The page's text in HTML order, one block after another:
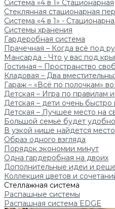
Система «4 в 1» Стационарная
Стеклянная стационарная
Система «4 в 1» -
Системы хранения
Гардеробная система
Прачечная – Когда всё под
Мансарда - Что у вас под
Гостиная – Пространство
Кладовая – Два
Гараж – «Всё по полочкам»
Детская – Игра по правилам
Детская – дети очень быстро
Детская – Лучшее место на
Большой семье будет удобно
В узкой нише найдется место
Образ одного взгляда
Порядок экономии минут
Одна гардеробная на двоих
Дополнительные идеи и
Коллекция цветов и
Стеллажная система
Распашные системы
Распашная система EDGE